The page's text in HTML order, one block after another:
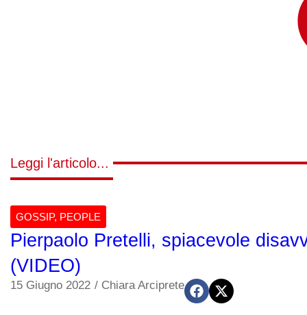
Leggi l'articolo...
GOSSIP, PEOPLE
Pierpaolo Pretelli, spiacevole
(VIDEO)
15 Giugno 2022 / Chiara Arciprete